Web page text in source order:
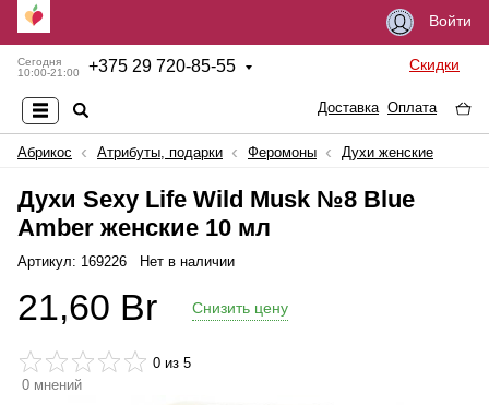
Войти
Сегодня
10:00-21:00
+375 29 720-85-55 Скидки
Доставка Оплата
Абрикос Атрибуты, подарки Феромоны Духи женские
Духи Sexy Life Wild Musk №8 Blue
Amber женские 10 мл
Артикул: 169226 Нет в наличии
21,60 Br Снизить цену
0 из 5
0 мнений